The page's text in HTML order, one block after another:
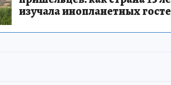
изучала инопланетных